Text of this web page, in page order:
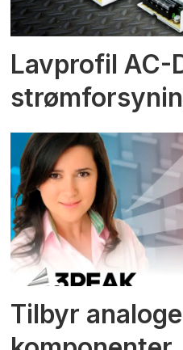
Lavprofil AC-
Tilbyr